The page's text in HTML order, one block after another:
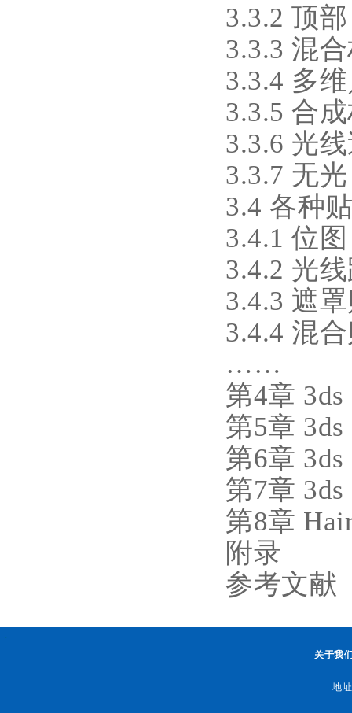
3.3.2 顶
3.3.3 混
3.3.4 多
3.3.5 合
3.3.6 光
3.3.7 无
3.4 各种
3.4.1 位图
3.4.2 光
3.4.3 遮
3.4.4 混
……
第4章
第5章
第6章
第7章
第8章
附录
参考文献
.
关于我
地